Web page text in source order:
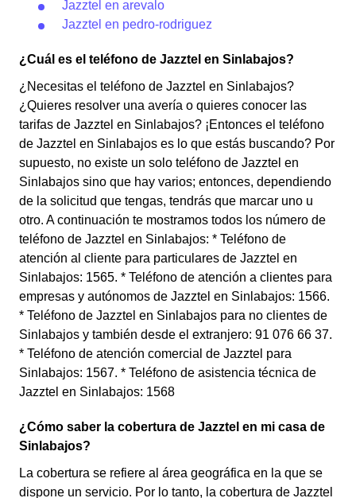
Jazztel en arevalo
Jazztel en pedro-rodriguez
¿Cuál es el teléfono de Jazztel en Sinlabajos?
¿Necesitas el teléfono de Jazztel en Sinlabajos?
¿Quieres resolver una avería o quieres conocer las
tarifas de Jazztel en Sinlabajos? ¡Entonces el teléfono
de Jazztel en Sinlabajos es lo que estás buscando? Por
supuesto, no existe un solo teléfono de Jazztel en
Sinlabajos sino que hay varios; entonces, dependiendo
de la solicitud que tengas, tendrás que marcar uno u
otro. A continuación te mostramos todos los número de
teléfono de Jazztel en Sinlabajos: * Teléfono de
atención al cliente para particulares de Jazztel en
Sinlabajos: 1565. * Teléfono de atención a clientes para
empresas y autónomos de Jazztel en Sinlabajos: 1566.
* Teléfono de Jazztel en Sinlabajos para no clientes de
Sinlabajos y también desde el extranjero: 91 076 66 37.
* Teléfono de atención comercial de Jazztel para
Sinlabajos: 1567. * Teléfono de asistencia técnica de
Jazztel en Sinlabajos: 1568
¿Cómo saber la cobertura de Jazztel en mi casa de
Sinlabajos?
La cobertura se refiere al área geográfica en la que se
dispone un servicio. Por lo tanto, la cobertura de Jazztel